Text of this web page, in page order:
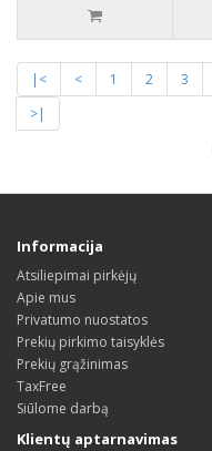
|< < 1 2 3
>|
Informacija
Atsiliepimai pirkėjų
Apie mus
Privatumo nuostatos
Prekių pirkimo taisyklės
Prekių grąžinimas
TaxFree
Siūlome darbą
Klientų aptarnavimas